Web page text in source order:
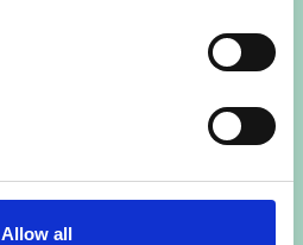
Allow all